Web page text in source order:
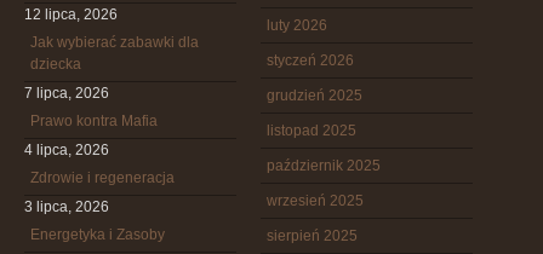
12 lipca, 2026
Jak wybierać zabawki dla
dziecka
7 lipca, 2026
Prawo kontra Mafia
4 lipca, 2026
Zdrowie i regeneracja
3 lipca, 2026
Energetyka i Zasoby
luty 2026
styczeń 2026
grudzień 2025
listopad 2025
październik 2025
wrzesień 2025
sierpień 2025